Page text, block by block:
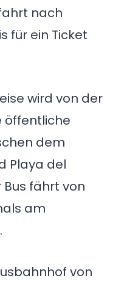
nach
für ein Ticket
wird von der
öffentliche
dem
Playa del
fährt von
am
von